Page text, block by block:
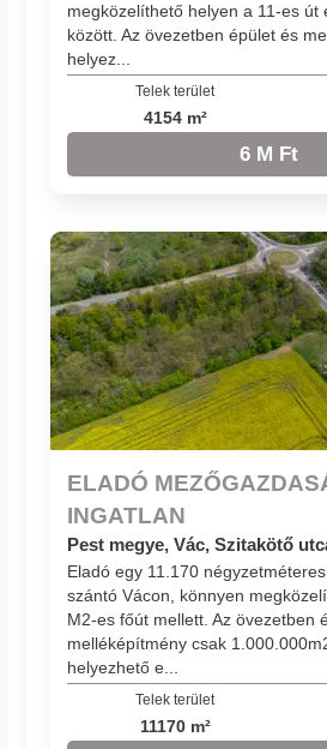
megközelíthető helyen a 11-es út
között. Az övezetben épület és
helyez...
Telek terület
4154 m²
6 M Ft
ELADÓ
INGATLAN
Pest megye, Vác, Szitakötő
Eladó egy 11.170
szántó Vácon, könnyen
M2-es főút mellett. Az övezetben
melléképítmény csak
helyezhető e...
Telek terület
11170 m²